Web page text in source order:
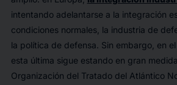
intentando adelantarse a la integración
condiciones normales, la industria de
la política de defensa. Sin embargo, en
esta última sigue estando en gran
Organización del Tratado del Atlántico